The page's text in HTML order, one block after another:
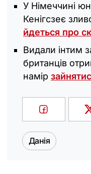
У Німеччині
Кенігсзеє
йдеться про
Видали інтим
британців
намір
Данія